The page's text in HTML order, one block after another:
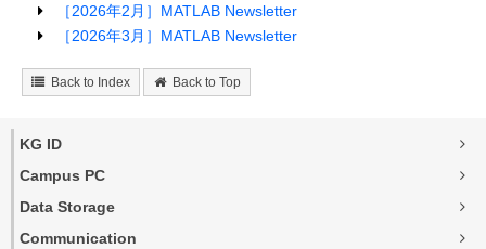
［2026年2月］MATLAB Newsletter
［2026年3月］MATLAB Newsletter
Back to Index Back to Top
KG ID
Campus PC
Data Storage
Communication